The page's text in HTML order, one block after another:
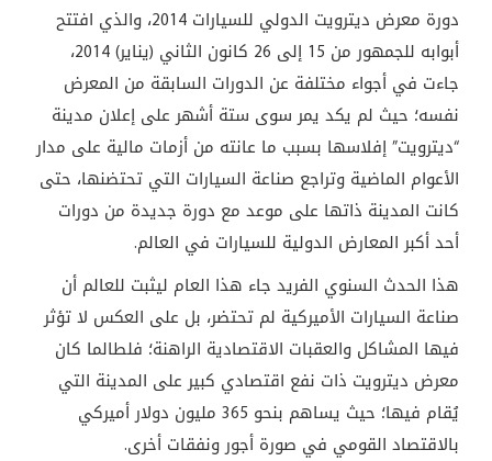
دورة معرض ديترويت الدولي للسيارات 2014، والذي افتتح
أبوابه للجمهور من 15 إلى 26 كانون الثاني (يناير) 2014،
جاءت في أجواء مختلفة عن الدورات السابقة من المعرض
نفسه؛ حيث لم يكد يمر سوى ستة أشهر على إعلان مدينة
“ديترويت” إفلاسها بسبب ما عانته من أزمات مالية على مدار
الأعوام الماضية وتراجع صناعة السيارات التي تحتضنها، حتى
كانت المدينة ذاتها على موعد مع دورة جديدة من دورات
أحد أكبر المعارض الدولية للسيارات في العالم.
هذا الحدث السنوي الفريد جاء هذا العام ليثبت للعالم أن
صناعة السيارات الأميركية لم تحتضر، بل على العكس لا تؤثر
فيها المشاكل والعقبات الاقتصادية الراهنة؛ فلطالما كان
معرض ديترويت ذات نفع اقتصادي كبير على المدينة التي
يُقام فيها؛ حيث يساهم بنحو 365 مليون دولار أميركي
بالاقتصاد القومي في صورة أجور ونفقات أخرى.